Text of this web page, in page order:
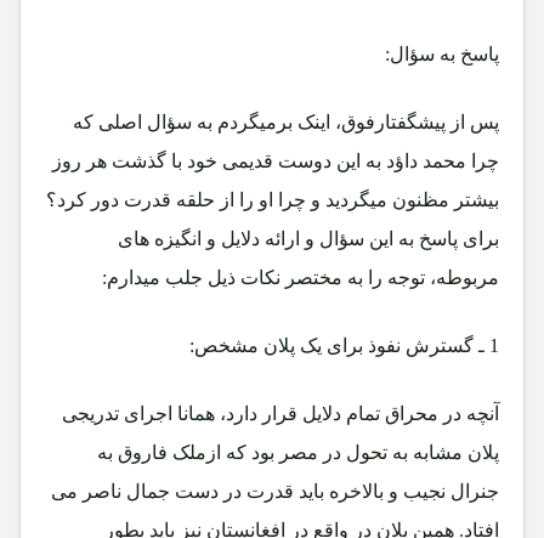
پاسخ به سؤال:
پس از پیشگفتارفوق، اینک برمیگردم به سؤال اصلی که
چرا محمد داؤد به این دوست قدیمی خود با گذشت هر روز
بیشتر مظنون میگردید و چرا او را از حلقه قدرت دور کرد؟
برای پاسخ به این سؤال و ارائه دلایل و انگیزه های
مربوطه، توجه را به مختصر نکات ذیل جلب میدارم:
1 ـ گسترش نفوذ برای یک پلان مشخص:
آنچه در محراق تمام دلایل قرار دارد، همانا اجرای تدریجی
پلان مشابه به تحول در مصر بود که ازملک فاروق به
جنرال نجیب و بالاخره باید قدرت در دست جمال ناصر می
افتاد. همین پلان در واقع در افغانستان نیز باید بطور